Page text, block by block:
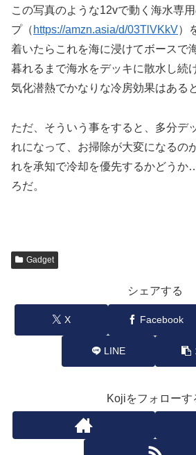
この写真のような12vで動く海水専
プ（ https://amzn.asia/d/03TlVKkV）
着いたらこれを海に浸けてボースで
暮れるまで海水をデッキに散水し続
気化潜熱でかなりな冷房効果はある
ただ、そういう事をすると、多分デ
れになって、お掃除が大変になるの
れを承知で冷却を優先するかどうか
ろだ。
Gadget
シェアする
X Facebook
LINE
Kojiをフォローす